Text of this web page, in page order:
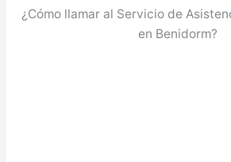
¿Cómo llamar al Servicio de
en Benidorm?